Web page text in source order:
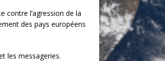
contre l’agression de la
des pays européens
les messageries.